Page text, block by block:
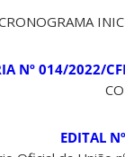
Nº 014/2022/
EDITAL